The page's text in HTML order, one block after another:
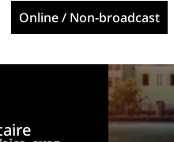
Online / Non-broadcast